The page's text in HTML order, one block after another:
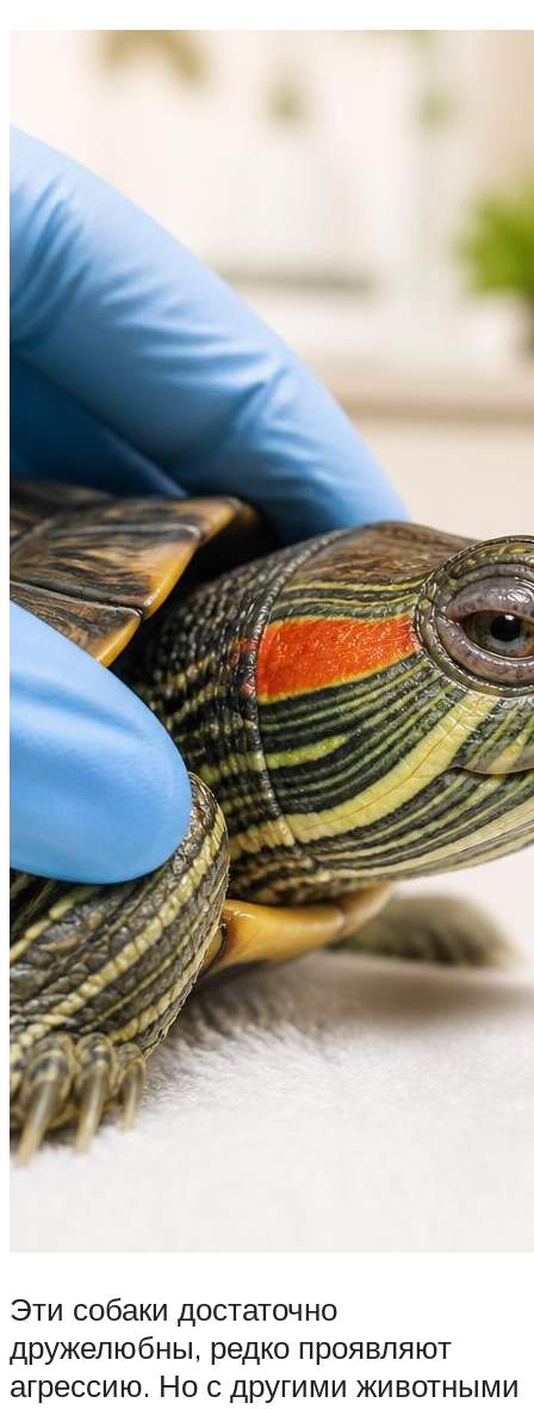
Эти собаки достаточно
дружелюбны, редко проявляют
агрессию. Но с другими животными